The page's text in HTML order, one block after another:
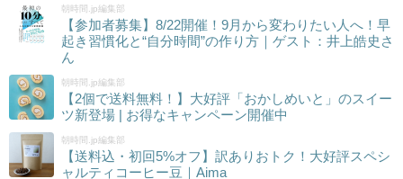
朝時間.jp編集部
【参加者募集】8/22開催！9月から変わりたい人へ！早
起き習慣化と“自分時間”の作り方｜ゲスト：井上皓史さ
ん
朝時間.jp編集部
【2個で送料無料！】大好評「おかしめいと」のスイー
ツ新登場 | お得なキャンペーン開催中
朝時間.jp編集部
【送料込・初回5%オフ】訳ありおトク！大好評スペシ
ャルティコーヒー豆｜Aima